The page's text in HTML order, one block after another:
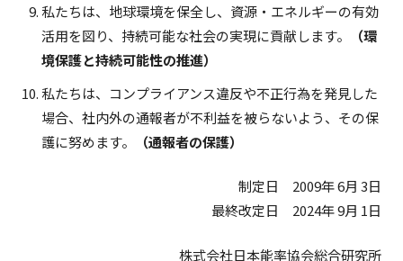
私たちは、地球環境を保全し、資源・エネルギーの有効
活用を図り、持続可能な社会の実現に貢献します。
（環
境保護と持続可能性の推進）
私たちは、コンプライアンス違反や不正行為を発見した
場合、社内外の通報者が不利益を被らないよう、その保
護に努めます。
（通報者の保護）
制定日 2009年 6月 3日
最終改定日 2024年 9月 1日
株式会社日本能率協会総合研究所